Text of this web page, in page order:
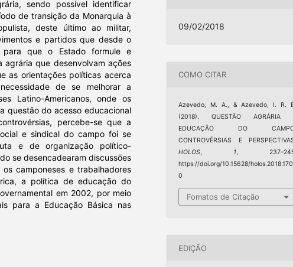
sendo possível identificar
de transição da Monarquia à
deste último ao militar,
e partidos que desde o
que o Estado formule e
agrária que desenvolvam ações
as orientações políticas acerca
de se melhorar a
Latino-Americanos, onde os
questão do acesso educacional
percebe-se que a
e sindical do campo foi se
e de organização político-
se desencadearam discussões
camponeses e trabalhadores
a política de educação do
em 2002, por meio
para a Educação Básica nas
09/02/2018
COMO CITAR
Azevedo, M. A., & Azevedo, I. R.
(2018). QUESTÃO AGRÁRIA
EDUCAÇÃO DO
CONTROVÉRSIAS E
HOLOS
1 ,
https://doi.org/10.15628/holos.2018.170
0
Fomatos de Citação
EDIÇÃO